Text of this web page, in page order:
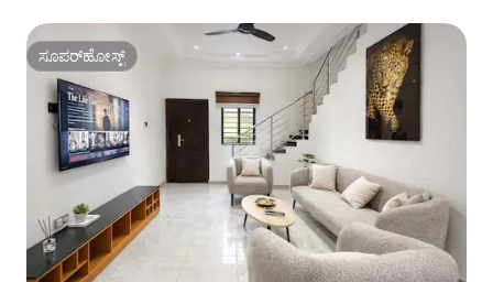
ಸೂಪರ್‌ಹೋಸ್ಟ್
ಸೂಪರ್‌ಹೋಸ್ಟ್